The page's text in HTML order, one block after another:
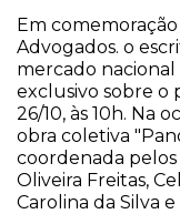
Em
Advogados. o
mercado
exclusivo sobre o
26/10, às 10h. Na
obra coletiva
coordenada
Oliveira Freitas,
Carolina da Silva